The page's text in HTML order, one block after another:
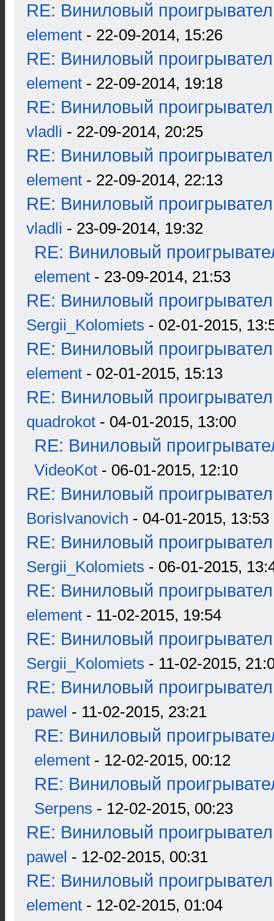
RE: Виниловый
element - 22-09-2014, 15:26
RE: Виниловый
element - 22-09-2014, 19:18
RE: Виниловый
vladli - 22-09-2014, 20:25
RE: Виниловый
element - 22-09-2014, 22:13
RE: Виниловый
vladli - 23-09-2014, 19:32
RE: Виниловый
element - 23-09-2014, 21:53
RE: Виниловый
Sergii_Kolomiets - 02-01-2015,
RE: Виниловый
element - 02-01-2015, 15:13
RE: Виниловый
quadrokot - 04-01-2015, 13:00
RE: Виниловый
VideoKot - 06-01-2015, 12:10
RE: Виниловый
BorisIvanovich - 04-01-2015, 13:53
RE: Виниловый
Sergii_Kolomiets - 06-01-2015,
RE: Виниловый
element - 11-02-2015, 19:54
RE: Виниловый
Sergii_Kolomiets - 11-02-2015,
RE: Виниловый
pawel - 11-02-2015, 23:21
RE: Виниловый
element - 12-02-2015, 00:12
RE: Виниловый
Serpens - 12-02-2015, 00:23
RE: Виниловый
pawel - 12-02-2015, 00:31
RE: Виниловый
element - 12-02-2015, 01:04